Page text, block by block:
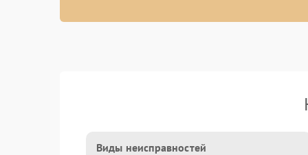
Виды неисправностей